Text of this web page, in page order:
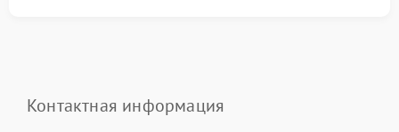
Контактная информация